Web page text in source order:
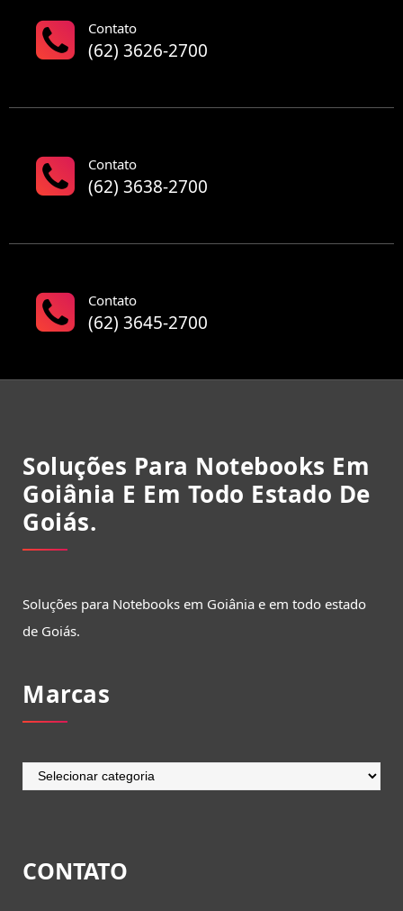
Contato
(62) 3626-2700
Contato
(62) 3638-2700
Contato
(62) 3645-2700
Soluções Para Notebooks Em
Goiânia E Em Todo Estado De
Goiás.
Soluções para Notebooks em Goiânia e em todo estado
de Goiás.
Marcas
Marcas
CONTATO